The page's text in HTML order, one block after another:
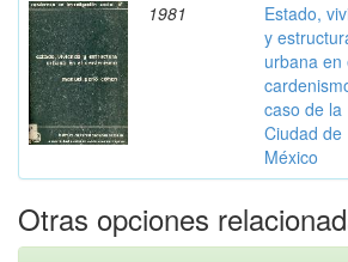
1981
Estado,
y
urbana en
caso de la
Ciudad de
México
Otras opciones